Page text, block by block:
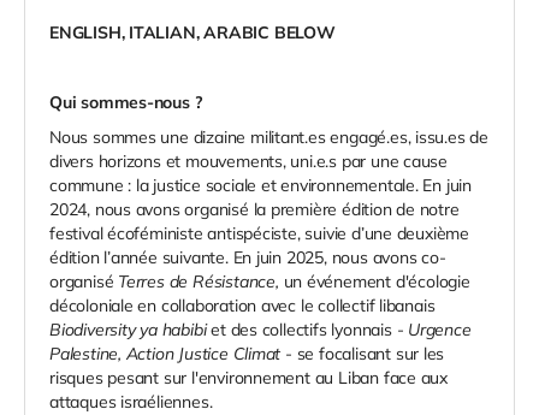
ENGLISH, ITALIAN, ARABIC BELOW
Qui sommes-nous ?
Nous sommes une dizaine militant.es engagé.es, issu.es de
divers horizons et mouvements, uni.e.s par une cause
commune : la justice sociale et environnementale. En juin
2024, nous avons organisé la première édition de notre
festival écoféministe antispéciste, suivie d’une deuxième
édition l’année suivante. En juin 2025, nous avons co-
organisé Terres de Résistance, un événement d'écologie
décoloniale en collaboration avec le collectif libanais
Biodiversity ya habibiet des collectifs lyonnais - Urgence
Palestine, Action Justice Climat - se focalisant sur les
risques pesant sur l'environnement au Liban face aux
attaques israéliennes.